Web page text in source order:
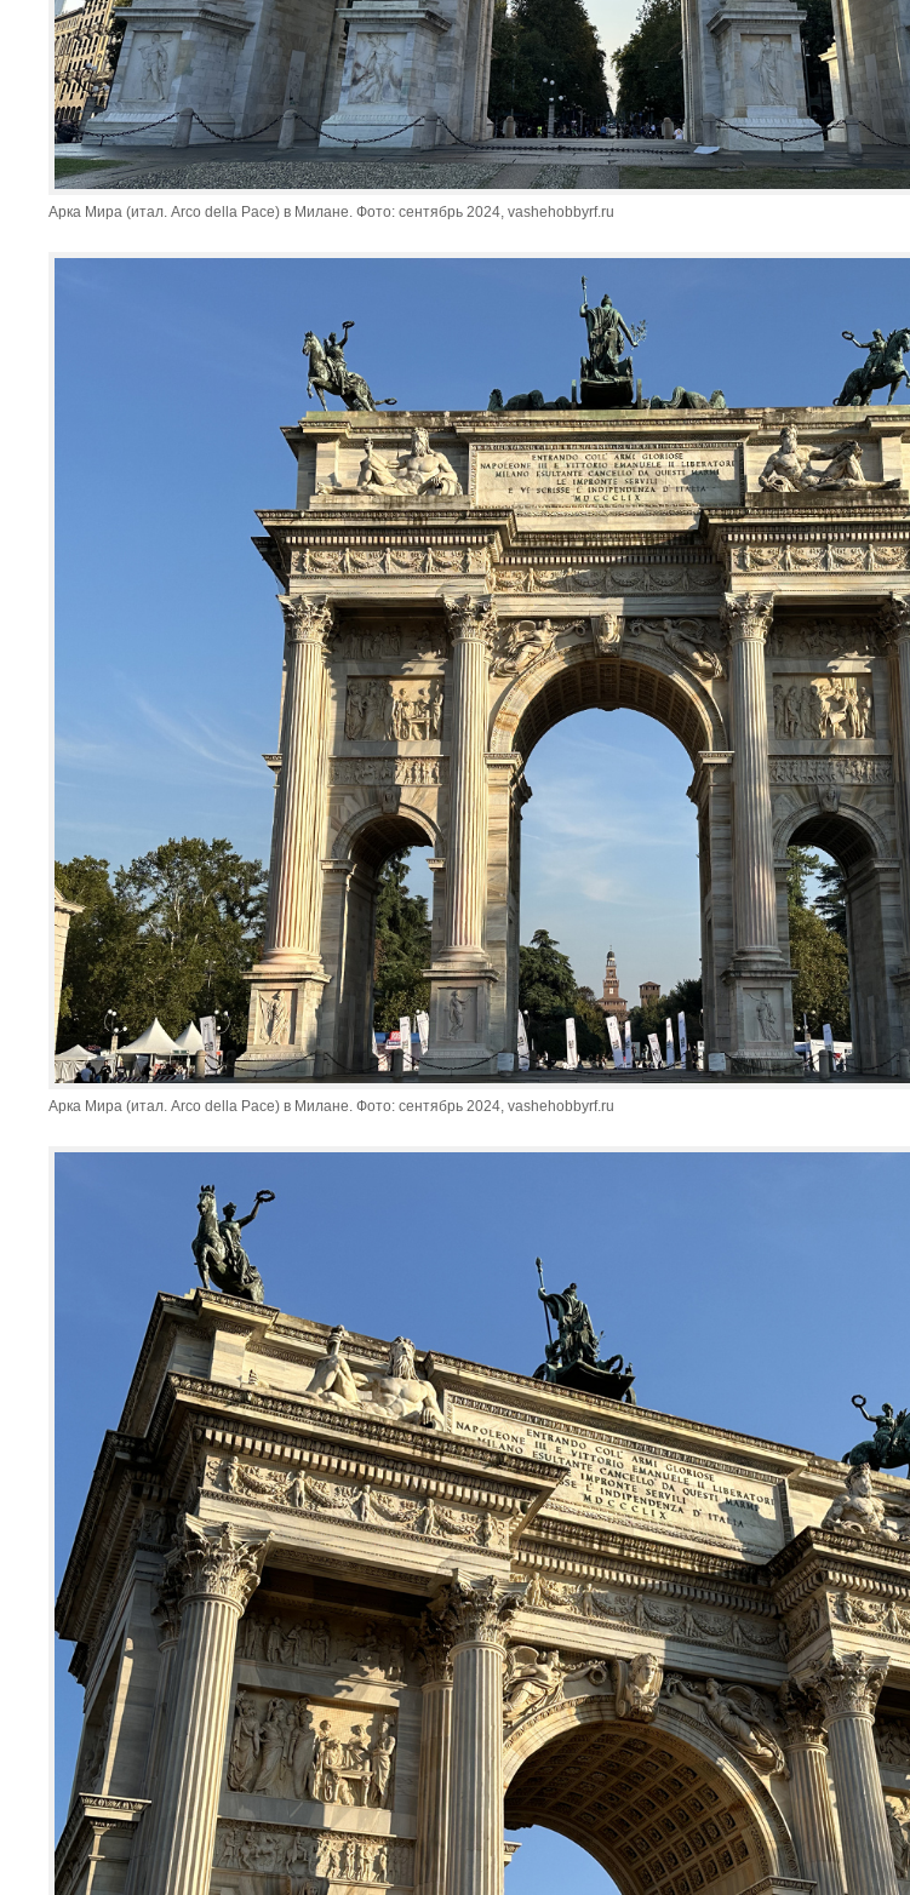
Арка Мира (итал. Arco della Pace) в Милане. Фото: сентябрь 2024, vashehobbyrf.ru
Арка Мира (итал. Arco della Pace) в Милане. Фото: сентябрь 2024, vashehobbyrf.ru